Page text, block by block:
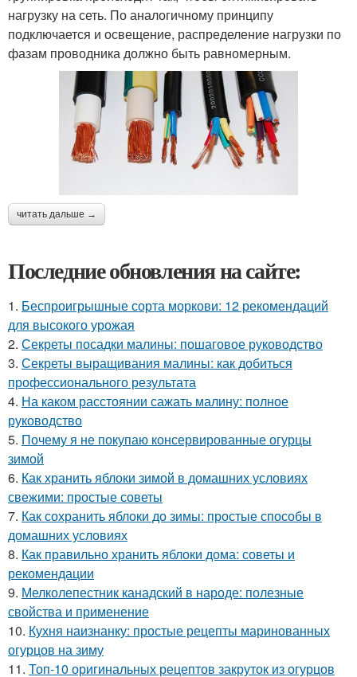
нагрузку на сеть. По аналогичному принципу
подключается и освещение, распределение нагрузки по
фазам проводника должно быть равномерным.
читать дальше →
Последние обновления на сайте:
1. Беспроигрышные сорта моркови: 12 рекомендаций
для высокого урожая
2. Секреты посадки малины: пошаговое руководство
3. Секреты выращивания малины: как добиться
профессионального результата
4. На каком расстоянии сажать малину: полное
руководство
5. Почему я не покупаю консервированные огурцы
зимой
6. Как хранить яблоки зимой в домашних условиях
свежими: простые советы
7. Как сохранить яблоки до зимы: простые способы в
домашних условиях
8. Как правильно хранить яблоки дома: советы и
рекомендации
9. Мелколепестник канадский в народе: полезные
свойства и применение
10. Кухня наизнанку: простые рецепты маринованных
огурцов на зиму
11. Топ-10 оригинальных рецептов закруток из огурцов